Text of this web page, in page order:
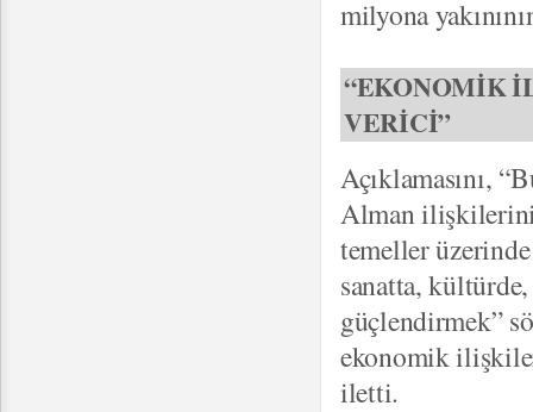
milyona
“EKONOMİK
VERİCİ”
Açıklamasını,
Alman ilişkilerini
temeller
sanatta,
güçlendirmek”
ekonomik
iletti.